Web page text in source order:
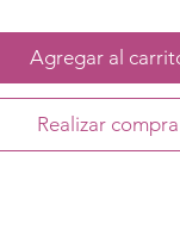
Agregar al
Realizar compra